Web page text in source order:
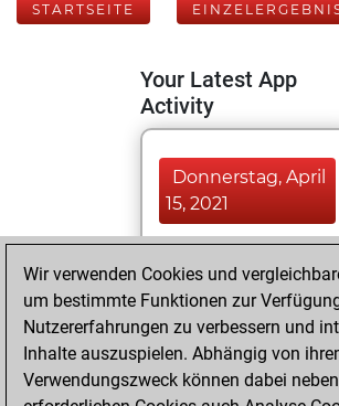
STARTSEITE
Your Latest App
Activity
Donnerstag, April
15, 2021
You played 14
blitz games
Play
You scored +3
=0 -11 in blitz
Samstag, Februar
Wir verwenden Cookies und
um bestimmte Funktionen zur
Nutzererfahrungen zu verbessern und
Inhalte auszuspielen. Abhängig von
Verwendungszweck können dabei